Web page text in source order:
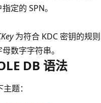
定的 SPN。
为符合 KDC 密钥的规则
数字字符串。
DB 语法
题：